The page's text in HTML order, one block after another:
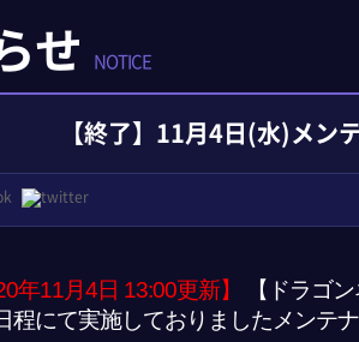
せ NOTICE
【終了】11月4日(水)メン
年11月4日 13:00更新】
【ドラゴ
程にて実施しておりましたメンテ